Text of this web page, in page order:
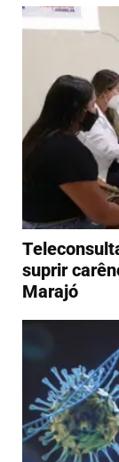
suprir
Marajó